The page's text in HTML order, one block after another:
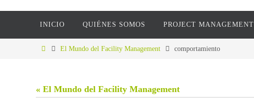
INICIO QUIÉNES SOMOS PROJECT MANAGEMENT
InicioEl Mundo del Facility Management comportamiento
« El Mundo del Facility Management